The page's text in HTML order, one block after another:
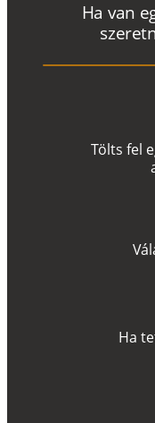
Tölts fel e
Ha van e
szeret
Vál
Ha te